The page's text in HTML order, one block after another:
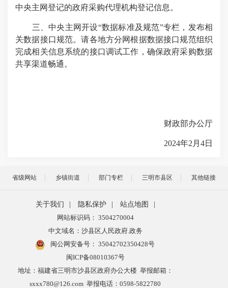
中央主网登记的政府采购代理机构登记信息。
三、中央主网开设“数据标准及规范”专栏，发布相
关数据接口规范。请各地方分网根据数据接口规范组织
完成相关信息系统的接口调试工作，确保政府采购数据
共享渠道畅通。
财政部办公厅
2024年2月4日
省级网站 乡镇街道 部门专栏 三明市县区 其他链接
关于我们 隐私保护 站点地图
网站标识码： 3504270004
中文域名：沙县区人民政府.政务
闽公网安备号： 35042702350428号
闽ICP备08010367号
地址：福建省三明市沙县区政府办公大楼 举报邮箱：
sxxx780@126.com 举报电话：0598-5822780